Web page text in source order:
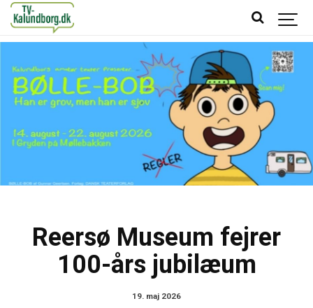
Reersø Museum fejrer
100-års jubilæum
19. maj 2026